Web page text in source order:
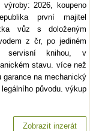
2026, koupeno
první majitel
vůz s doloženým
z čr, po jediném
servisní knihou, v
stavu. více než
na mechanický
původu. výkup
Zobrazit inzerát